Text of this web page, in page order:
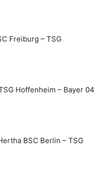
Freiburg – TSG
Hoffenheim – Bayer 04
BSC Berlin – TSG